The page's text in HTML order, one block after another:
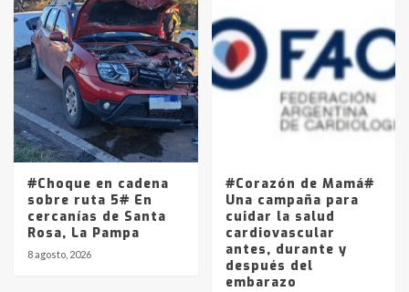
#Choque en cadena
sobre ruta 5# En
cercanías de Santa
Rosa, La Pampa
8 agosto, 2026
#Corazón de Mamá#
Una campaña para
cuidar la salud
cardiovascular
antes, durante y
después del
embarazo